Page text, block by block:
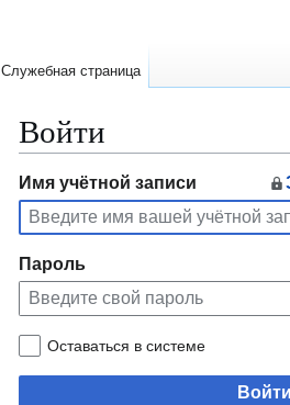
Войти
Перейти
к
навигации
Перейти
к
поиску
Имя учётной записи
Пароль
Оставаться в системе
Служебная страница